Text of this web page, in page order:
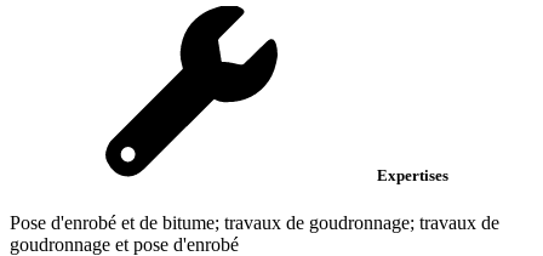
Expertises
Pose d'enrobé et de bitume; travaux de goudronnage; travaux de
goudronnage et pose d'enrobé